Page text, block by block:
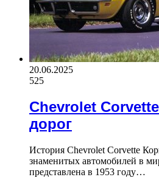
20.06.2025
525
Chevrolet
дорог
История Chevrolet Corvette
знаменитых автомобилей в
представлена в 1953 году…